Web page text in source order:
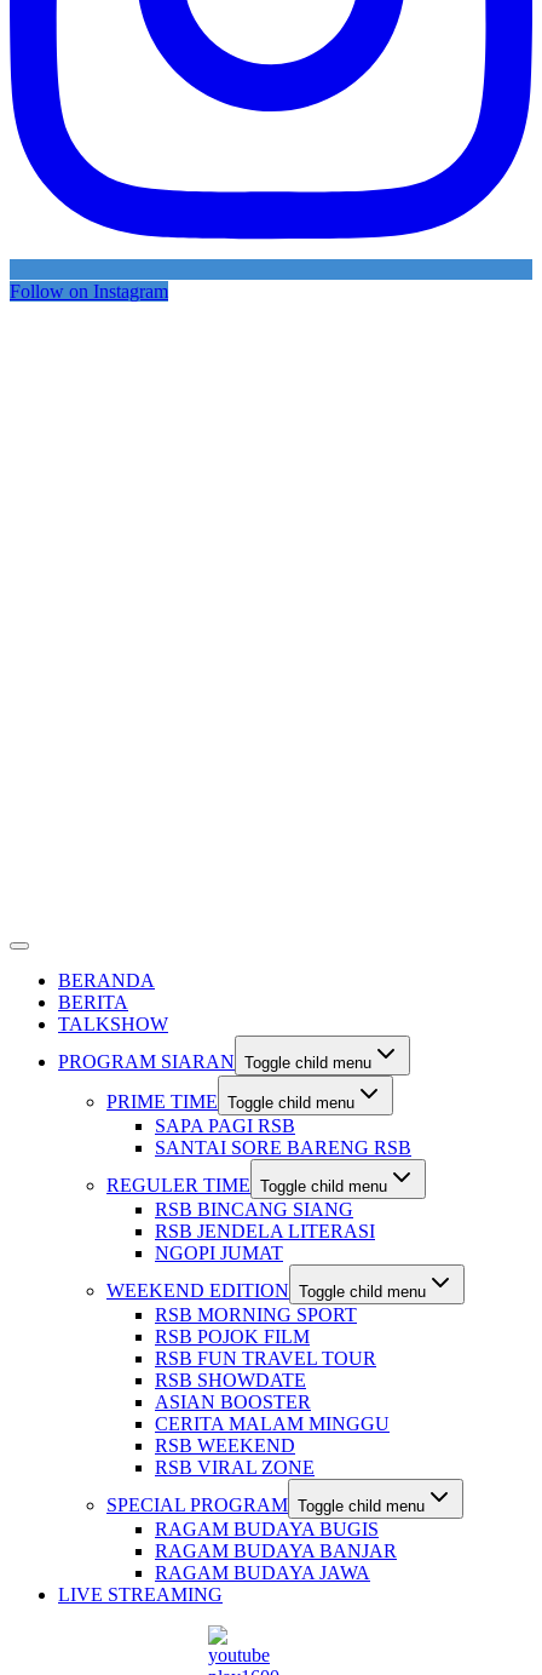
Follow on Instagram
BERANDA
BERITA
TALKSHOW
PROGRAM SIARAN Toggle child menu
PRIME TIME Toggle child menu
SAPA PAGI RSB
SANTAI SORE BARENG RSB
REGULER TIME Toggle child menu
RSB BINCANG SIANG
RSB JENDELA LITERASI
NGOPI JUMAT
WEEKEND EDITION Toggle child menu
RSB MORNING SPORT
RSB POJOK FILM
RSB FUN TRAVEL TOUR
RSB SHOWDATE
ASIAN BOOSTER
CERITA MALAM MINGGU
RSB WEEKEND
RSB VIRAL ZONE
SPECIAL PROGRAM Toggle child menu
RAGAM BUDAYA BUGIS
RAGAM BUDAYA BANJAR
RAGAM BUDAYA JAWA
LIVE STREAMING